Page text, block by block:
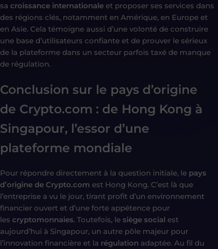
sa croissance internationale et proposer ses services dans
des régions clés, notamment en Amérique, en Europe et
en Asie. Cela témoigne aussi d’une volonté de construire
une base d’utilisateurs confiante et de prouver le sérieux
de la plateforme dans un secteur parfois taxé de manque
de régulation.
Conclusion sur le pays d’origine
de Crypto.com : de Hong Kong à
Singapour, l’essor d’une
plateforme mondiale
Pour répondre directement à la question initiale, le pays
d’origine de Crypto.com est Hong Kong. C’est là que
l’entreprise a vu le jour, tirant profit d’un environnement
financier ouvert et d’une forte appétence pour
les cryptomonnaies. Toutefois, le siège social est
aujourd’hui à Singapour, un autre pôle majeur pour
l’innovation financière et la régulation adaptée. Au fil du